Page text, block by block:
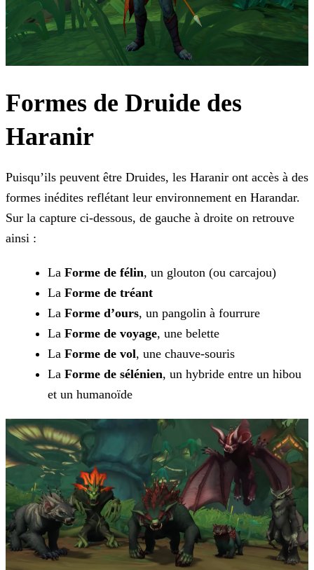
Formes de Druide des
Haranir
Puisqu’ils peuvent être Druides, les Haranir ont accès à des
formes inédites reflétant leur environnement en Harandar.
Sur la capture ci-dessous, de gauche à droite on retrouve
ainsi :
La Forme de félin, un glouton (ou carcajou)
La Forme de tréant
La Forme d’ours, un pangolin à fourrure
La Forme de voyage, une belette
La Forme de vol, une chauve-souris
La Forme de sélénien, un hybride entre un hibou
et un humanoïde